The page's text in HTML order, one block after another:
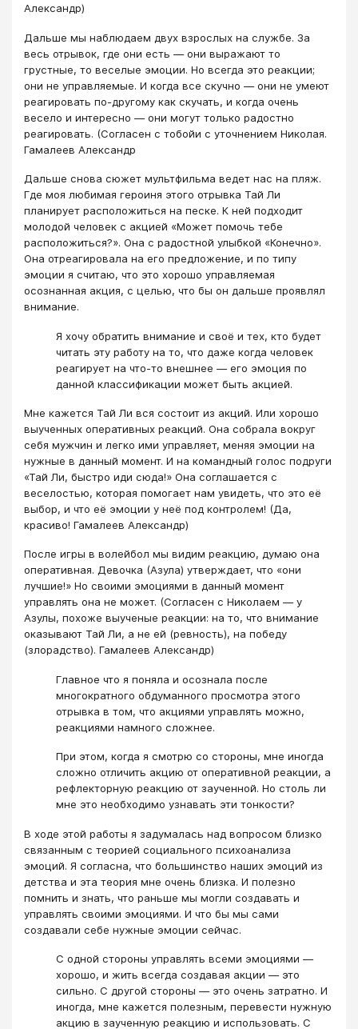
Александр)
Дальше мы наблюдаем двух взрослых на службе. За
весь отрывок, где они есть — они выражают то
грустные, то веселые эмоции. Но всегда это реакции;
они не управляемые. И когда все скучно — они не умеют
реагировать по-другому как скучать, и когда очень
весело и интересно — они могут только радостно
реагировать. (Согласен с тобойи с уточнением Николая.
Гамалеев Александр
Дальше снова сюжет мультфильма ведет нас на пляж.
Где моя любимая героиня этого отрывка Тай Ли
планирует расположиться на песке. К ней подходит
молодой человек с акцией «Может помочь тебе
расположиться?». Она с радостной улыбкой «Конечно».
Она отреагировала на его предложение, и по типу
эмоции я считаю, что это хорошо управляемая
осознанная акция, с целью, что бы он дальше проявлял
внимание.
Я хочу обратить внимание и своё и тех, кто будет
читать эту работу на то, что даже когда человек
реагирует на что-то внешнее — его эмоция по
данной классификации может быть акцией.
Мне кажется Тай Ли вся состоит из акций. Или хорошо
выученных оперативных реакций. Она собрала вокруг
себя мужчин и легко ими управляет, меняя эмоции на
нужные в данный момент. И на командный голос подруги
«Тай Ли, быстро иди сюда!» Она соглашается с
веселостью, которая помогает нам увидеть, что это её
выбор, и что её эмоции у неё под контролем! (Да,
красиво! Гамалеев Александр)
После игры в волейбол мы видим реакцию, думаю она
оперативная. Девочка (Азула) утверждает, что «они
лучшие!» Но своими эмоциями в данный момент
управлять она не может. (Согласен с Николаем — у
Азулы, похоже выученые реакции: на то, что внимание
оказывают Тай Ли, а не ей (ревность), на победу
(злорадство). Гамалеев Александр)
Главное что я поняла и осознала после
многократного обдуманного просмотра этого
отрывка в том, что акциями управлять можно,
реакциями намного сложнее.
При этом, когда я смотрю со стороны, мне иногда
сложно отличить акцию от оперативной реакции, а
рефлекторную реакцию от заученной. Но столь ли
мне это необходимо узнавать эти тонкости?
В ходе этой работы я задумалась над вопросом близко
связанным с теорией социального психоанализа
эмоций. Я согласна, что большинство наших эмоций из
детства и эта теория мне очень близка. И полезно
помнить и знать, что раньше мы могли создавать и
управлять своими эмоциями. И что бы мы сами
создавали себе нужные эмоции сейчас.
С одной стороны управлять всеми эмоциями —
хорошо, и жить всегда создавая акции — это
сильно. С другой стороны — это очень затратно. И
иногда, мне кажется полезным, перевести нужную
акцию в заученную реакцию и использовать. С